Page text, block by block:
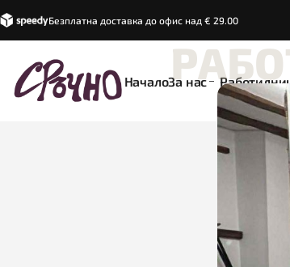
Безплатна доставка до офис над € 29.00
НачалоЗа нас